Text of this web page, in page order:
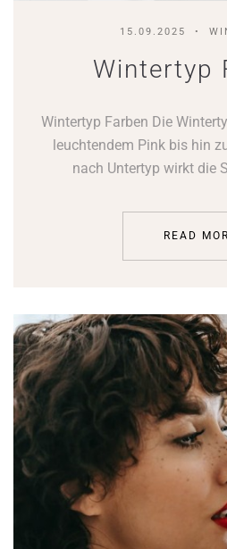
15.09.2025
Wintertyp
Wintertyp Farben Die
leuchtendem Pink bis hin
nach Untertyp wirkt die
READ